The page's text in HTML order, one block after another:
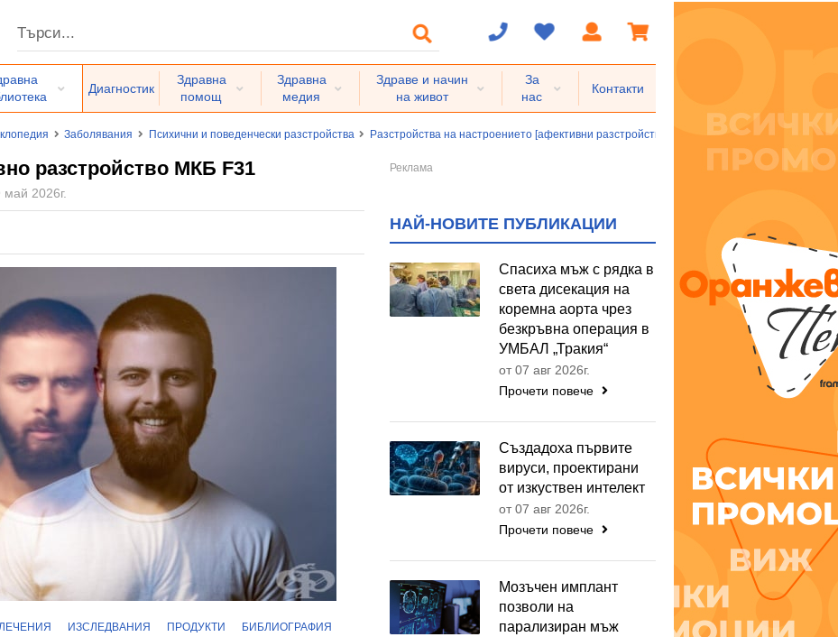
Диагностик
Здравна
помощ
Здравна
медия
Здраве и начин
на живот
За
нас
Контакти
Заболявания Психични и поведенчески разстройства Разстройства на настроението [афективни разстройства] Биполярно афективно
разстройство МКБ F31
май 2026г.
ЛЕЧЕНИЯ ИЗСЛЕДВАНИЯ ПРОДУКТИ БИБЛИОГРАФИЯ
НАЙ-НОВИТЕ ПУБЛИКАЦИИ
Спасиха мъж с рядка в
света дисекация на
коремна аорта чрез
безкръвна операция в
УМБАЛ „Тракия“
от 07 авг 2026г.
Прочети повече
Създадоха първите
вируси, проектирани
от изкуствен интелект
от 07 авг 2026г.
Прочети повече
Мозъчен имплант
позволи на
парализиран мъж